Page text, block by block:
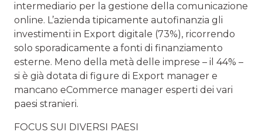
intermediario per la gestione della comunicazione
online. L’azienda tipicamente autofinanzia gli
investimenti in Export digitale (73%), ricorrendo
solo sporadicamente a fonti di finanziamento
esterne. Meno della metà delle imprese – il 44% –
si è già dotata di figure di Export manager e
mancano eCommerce manager esperti dei vari
paesi stranieri.
FOCUS SUI DIVERSI PAESI